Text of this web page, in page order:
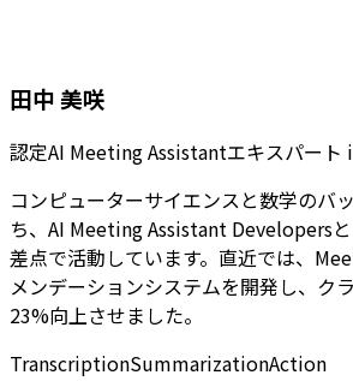
田中 美咲
認定AI Meeting Assistantエキスパート
コンピューターサイエンスと数学のバ
ち、AI Meeting Assistant Developers
差点で活動しています。直近では、
メンデーションシステムを開発し、ク
23%向上させました。
TranscriptionSummarizationAction